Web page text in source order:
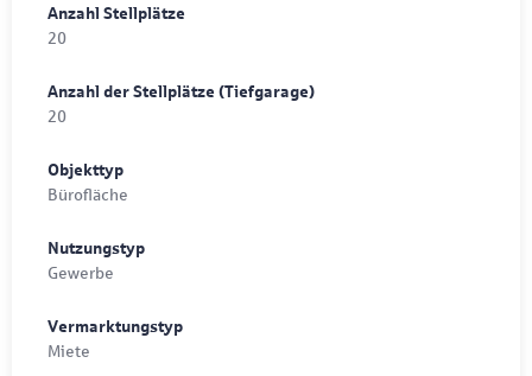
Anzahl Stellplätze
20
Anzahl der Stellplätze (Tiefgarage)
20
Objekttyp
Bürofläche
Nutzungstyp
Gewerbe
Vermarktungstyp
Miete